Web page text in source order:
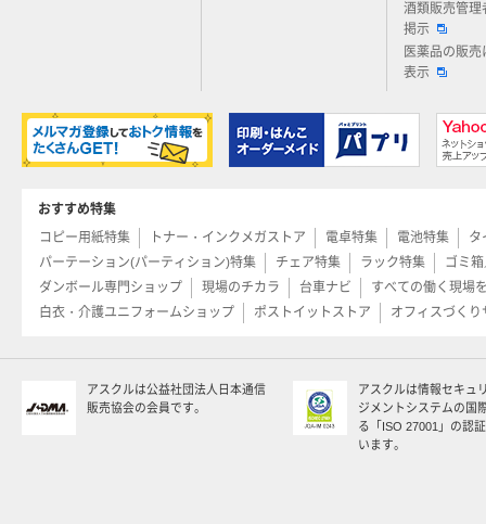
酒類販売管理
掲示
医薬品の販売
表示
おすすめ特集
コピー用紙特集
トナー・インクメガストア 電卓特集 電池特集
タ
パーテーション(パーティション)特集
チェア特集 ラック特集
ゴミ
ダンボール専門ショップ
現場のチカラ 台車ナビ
すべての働く現場
白衣・介護ユニフォームショップ
ポストイットストア オフィスづくり
アスクルは公益社団法人日本通信
販売協会の会員です。
アスクルは情報セキュ
ジメントシステムの国
る「ISO 27001」の認
います。